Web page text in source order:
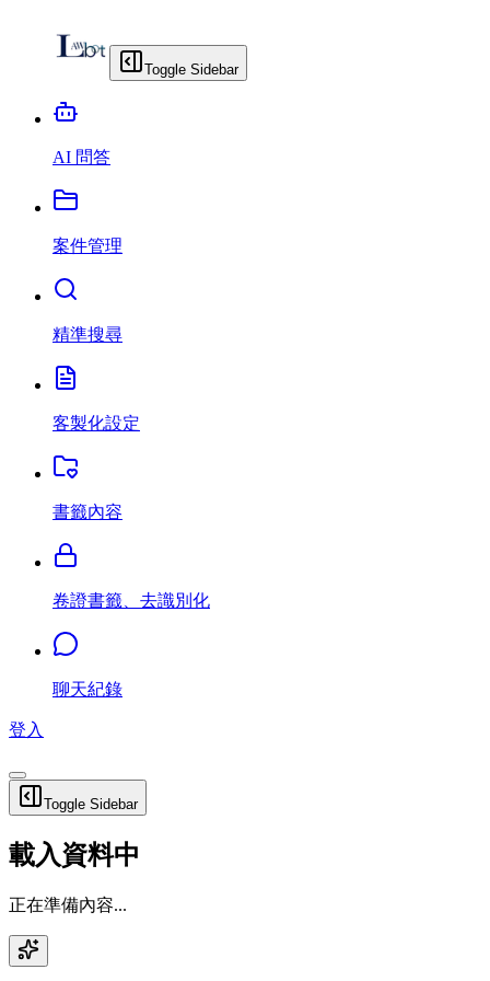
Toggle Sidebar
AI 問答
案件管理
精準搜尋
客製化設定
書籤內容
卷證書籤、去識別化
聊天紀錄
登入
Toggle Sidebar
載入資料中
正在準備內容...